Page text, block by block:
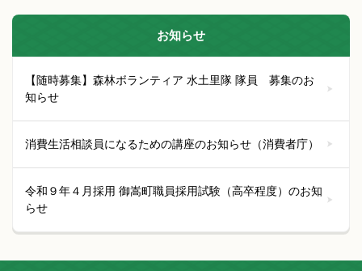
お知らせ
【随時募集】森林ボランティア 水土里隊 隊員 募集のお
知らせ
消費生活相談員になるための講座のお知らせ（消費者庁）
令和９年４月採用 御嵩町職員採用試験（高卒程度）のお知
らせ